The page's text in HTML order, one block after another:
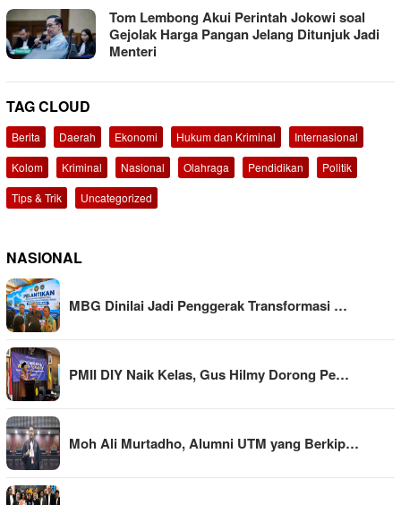
Tom Lembong Akui Perintah Jokowi soal
Gejolak Harga Pangan Jelang Ditunjuk Jadi
Menteri
TAG CLOUD
Berita Daerah Ekonomi Hukum dan Kriminal
Internasional
Kolom
Kriminal Nasional Olahraga Pendidikan
Politik
Tips & Trik
Uncategorized
NASIONAL
MBG Dinilai Jadi Penggerak Transformasi …
PMII DIY Naik Kelas, Gus Hilmy Dorong Pe…
Moh Ali Murtadho, Alumni UTM yang Berkip…